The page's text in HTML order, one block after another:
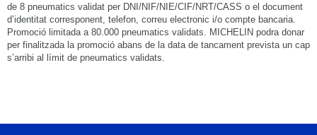
de 8 pneumatics validat per DNI/NIF/NIE/CIF/NRT/CASS o el document
d’identitat corresponent, telefon, correu electronic i/o compte bancaria.
Promoció limitada a 80.000 pneumatics validats. MICHELIN podra donar
per finalitzada la promoció abans de la data de tancament prevista un cap
s’arribi al límit de pneumatics validats.